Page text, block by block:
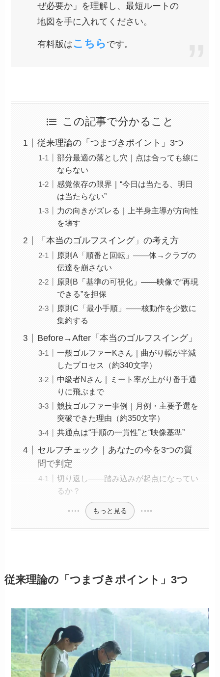
ぜ必要か」を理解し、最短ルートの
地図を手に入れてください。
有料版はこちら です。
この記事で分かること
従来理論の「つまづきポイント」3つ
部分最適の落とし穴｜点は合っても線に
ならない
感覚依存の限界｜“今日は当たる、明日
は当たらない”
力の向きがズレる｜上半身主導が方向性
を壊す
「本当のゴルフスイング」の考え方
原則A「順番と回転」――体→クラブの
伝達を崩さない
原則B「基準の可視化」――映像で“再現
できる”を担保
原則C「最小手順」――核動作を少数に
集約する
Before→After「本当のゴルフスイング」
一般ゴルファーKさん｜曲がり幅が半減
したプロセス（約340文字）
中級者Nさん｜ミート率が上がり番手通
りに飛ぶまで
競技ゴルファー事例｜月例・主要予選を
突破できた理由（約350文字）
共通点は“手順の一貫性”と“映像基準”
セルフチェック｜あなたの今を3つの質
問で判定
切り返し――踏み込みが起点になってい
るか？
もっと見る
従来理論の「つまづきポイント」3つ